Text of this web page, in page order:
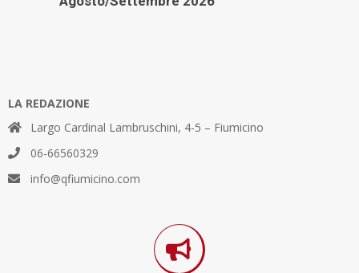
LA REDAZIONE
Largo Cardinal Lambruschini, 4-5 – Fiumicino
06-66560329
info@qfiumicino.com